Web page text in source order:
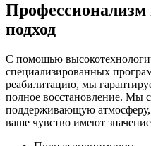
подход
С помощью
специализированных
реабилитацию, мы
полное восстановление. Мы
поддерживающую атмосферу,
ваше чувство имеют